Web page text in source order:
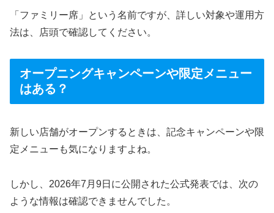
「ファミリー席」という名前ですが、詳しい対象や運用方
法は、店頭で確認してください。
オープニングキャンペーンや限定メニュー
はある？
新しい店舗がオープンするときは、記念キャンペーンや限
定メニューも気になりますよね。
しかし、2026年7月9日に公開された公式発表では、次の
ような情報は確認できませんでした。